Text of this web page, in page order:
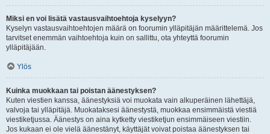
Miksi en voi lisätä vastausvaihtoehtoja kyselyyn?
Kyselyn vastausvaihtoehtojen määrä on foorumin ylläpitäjän määrittelemä. Jos
tarvitset enemmän vaihtoehtoja kuin on sallittu, ota yhteyttä foorumin
ylläpitäjään.
Ylös
Kuinka muokkaan tai poistan äänestyksen?
Kuten viestien kanssa, äänestyksiä voi muokata vain alkuperäinen lähettäjä,
valvoja tai ylläpitäjä. Muokataksesi äänestystä, muokkaa ensimmäistä viestiä
viestiketjussa. Äänestys on aina kytketty viestiketjun ensimmäiseen viestiin.
Jos kukaan ei ole vielä äänestänyt, käyttäjät voivat poistaa äänestyksen tai